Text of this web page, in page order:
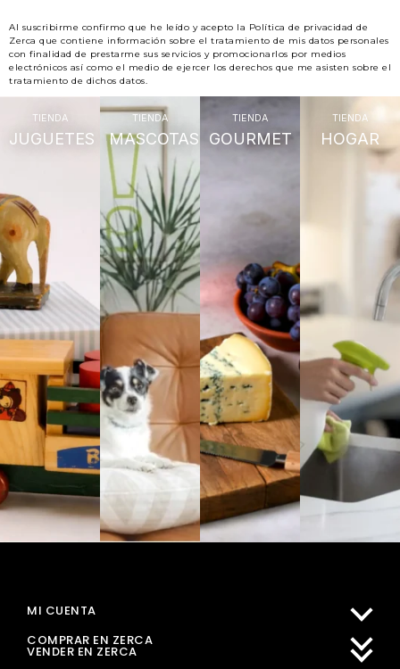
Al suscribirme confirmo que he leído y acepto la Política de privacidad de
Zerca que contiene información sobre el tratamiento de mis datos personales
con finalidad de prestarme sus servicios y promocionarlos por medios
electrónicos así como el medio de ejercer los derechos que me asisten sobre el
tratamiento de dichos datos.
TIENDA
JUGUETES
TIENDA
MASCOTAS
TIENDA
GOURMET
TIENDA
HOGAR
MI CUENTA
COMPRAR EN ZERCA
VENDER EN ZERCA